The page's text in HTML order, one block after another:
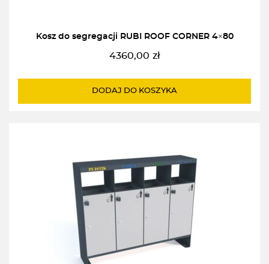
Kosz do segregacji RUBI ROOF CORNER 4×80
4360,00 zł
DODAJ DO KOSZYKA